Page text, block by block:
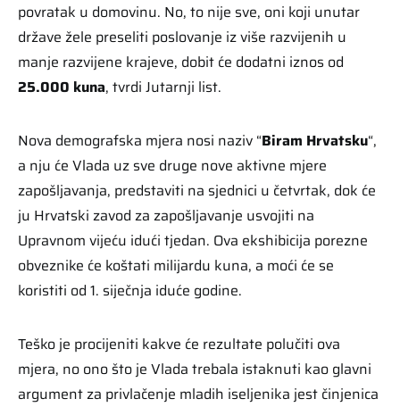
povratak u domovinu. No, to nije sve, oni koji unutar
države žele preseliti poslovanje iz više razvijenih u
manje razvijene krajeve, dobit će dodatni iznos od
25.000 kuna, tvrdi Jutarnji list.
Nova demografska mjera nosi naziv “Biram Hrvatsku“,
a nju će Vlada uz sve druge nove aktivne mjere
zapošljavanja, predstaviti na sjednici u četvrtak, dok će
ju Hrvatski zavod za zapošljavanje usvojiti na
Upravnom vijeću idući tjedan. Ova ekshibicija porezne
obveznike će koštati milijardu kuna, a moći će se
koristiti od 1. siječnja iduće godine.
Teško je procijeniti kakve će rezultate polučiti ova
mjera, no ono što je Vlada trebala istaknuti kao glavni
argument za privlačenje mladih iseljenika jest činjenica